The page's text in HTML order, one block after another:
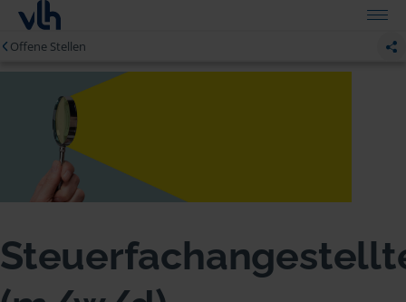
Offene Stellen